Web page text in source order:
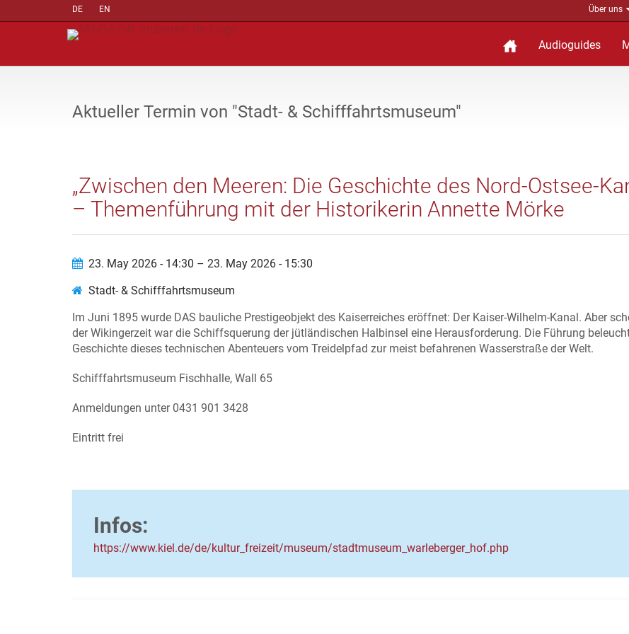
DE EN Über uns
Audioguides
Aktueller Termin von "Stadt- & Schifffahrtsmuseum"
„Zwischen den Meeren: Die Geschichte des Nord-Ostsee-
– Themenführung mit der Historikerin Annette Mörke
23. May 2026 - 14:30 – 23. May 2026 - 15:30
Stadt- & Schifffahrtsmuseum
Im Juni 1895 wurde DAS bauliche Prestigeobjekt des Kaiserreiches eröffnet: Der Kaiser-Wilhelm-Kanal. Aber
der Wikingerzeit war die Schiffsquerung der jütländischen Halbinsel eine Herausforderung. Die Führung
Geschichte dieses technischen Abenteuers vom Treidelpfad zur meist befahrenen Wasserstraße der Welt.
Schifffahrtsmuseum Fischhalle, Wall 65
Anmeldungen unter 0431 901 3428
Eintritt frei
Infos:
https://www.kiel.de/de/kultur_freizeit/museum/stadtmuseum_warleberger_hof.php